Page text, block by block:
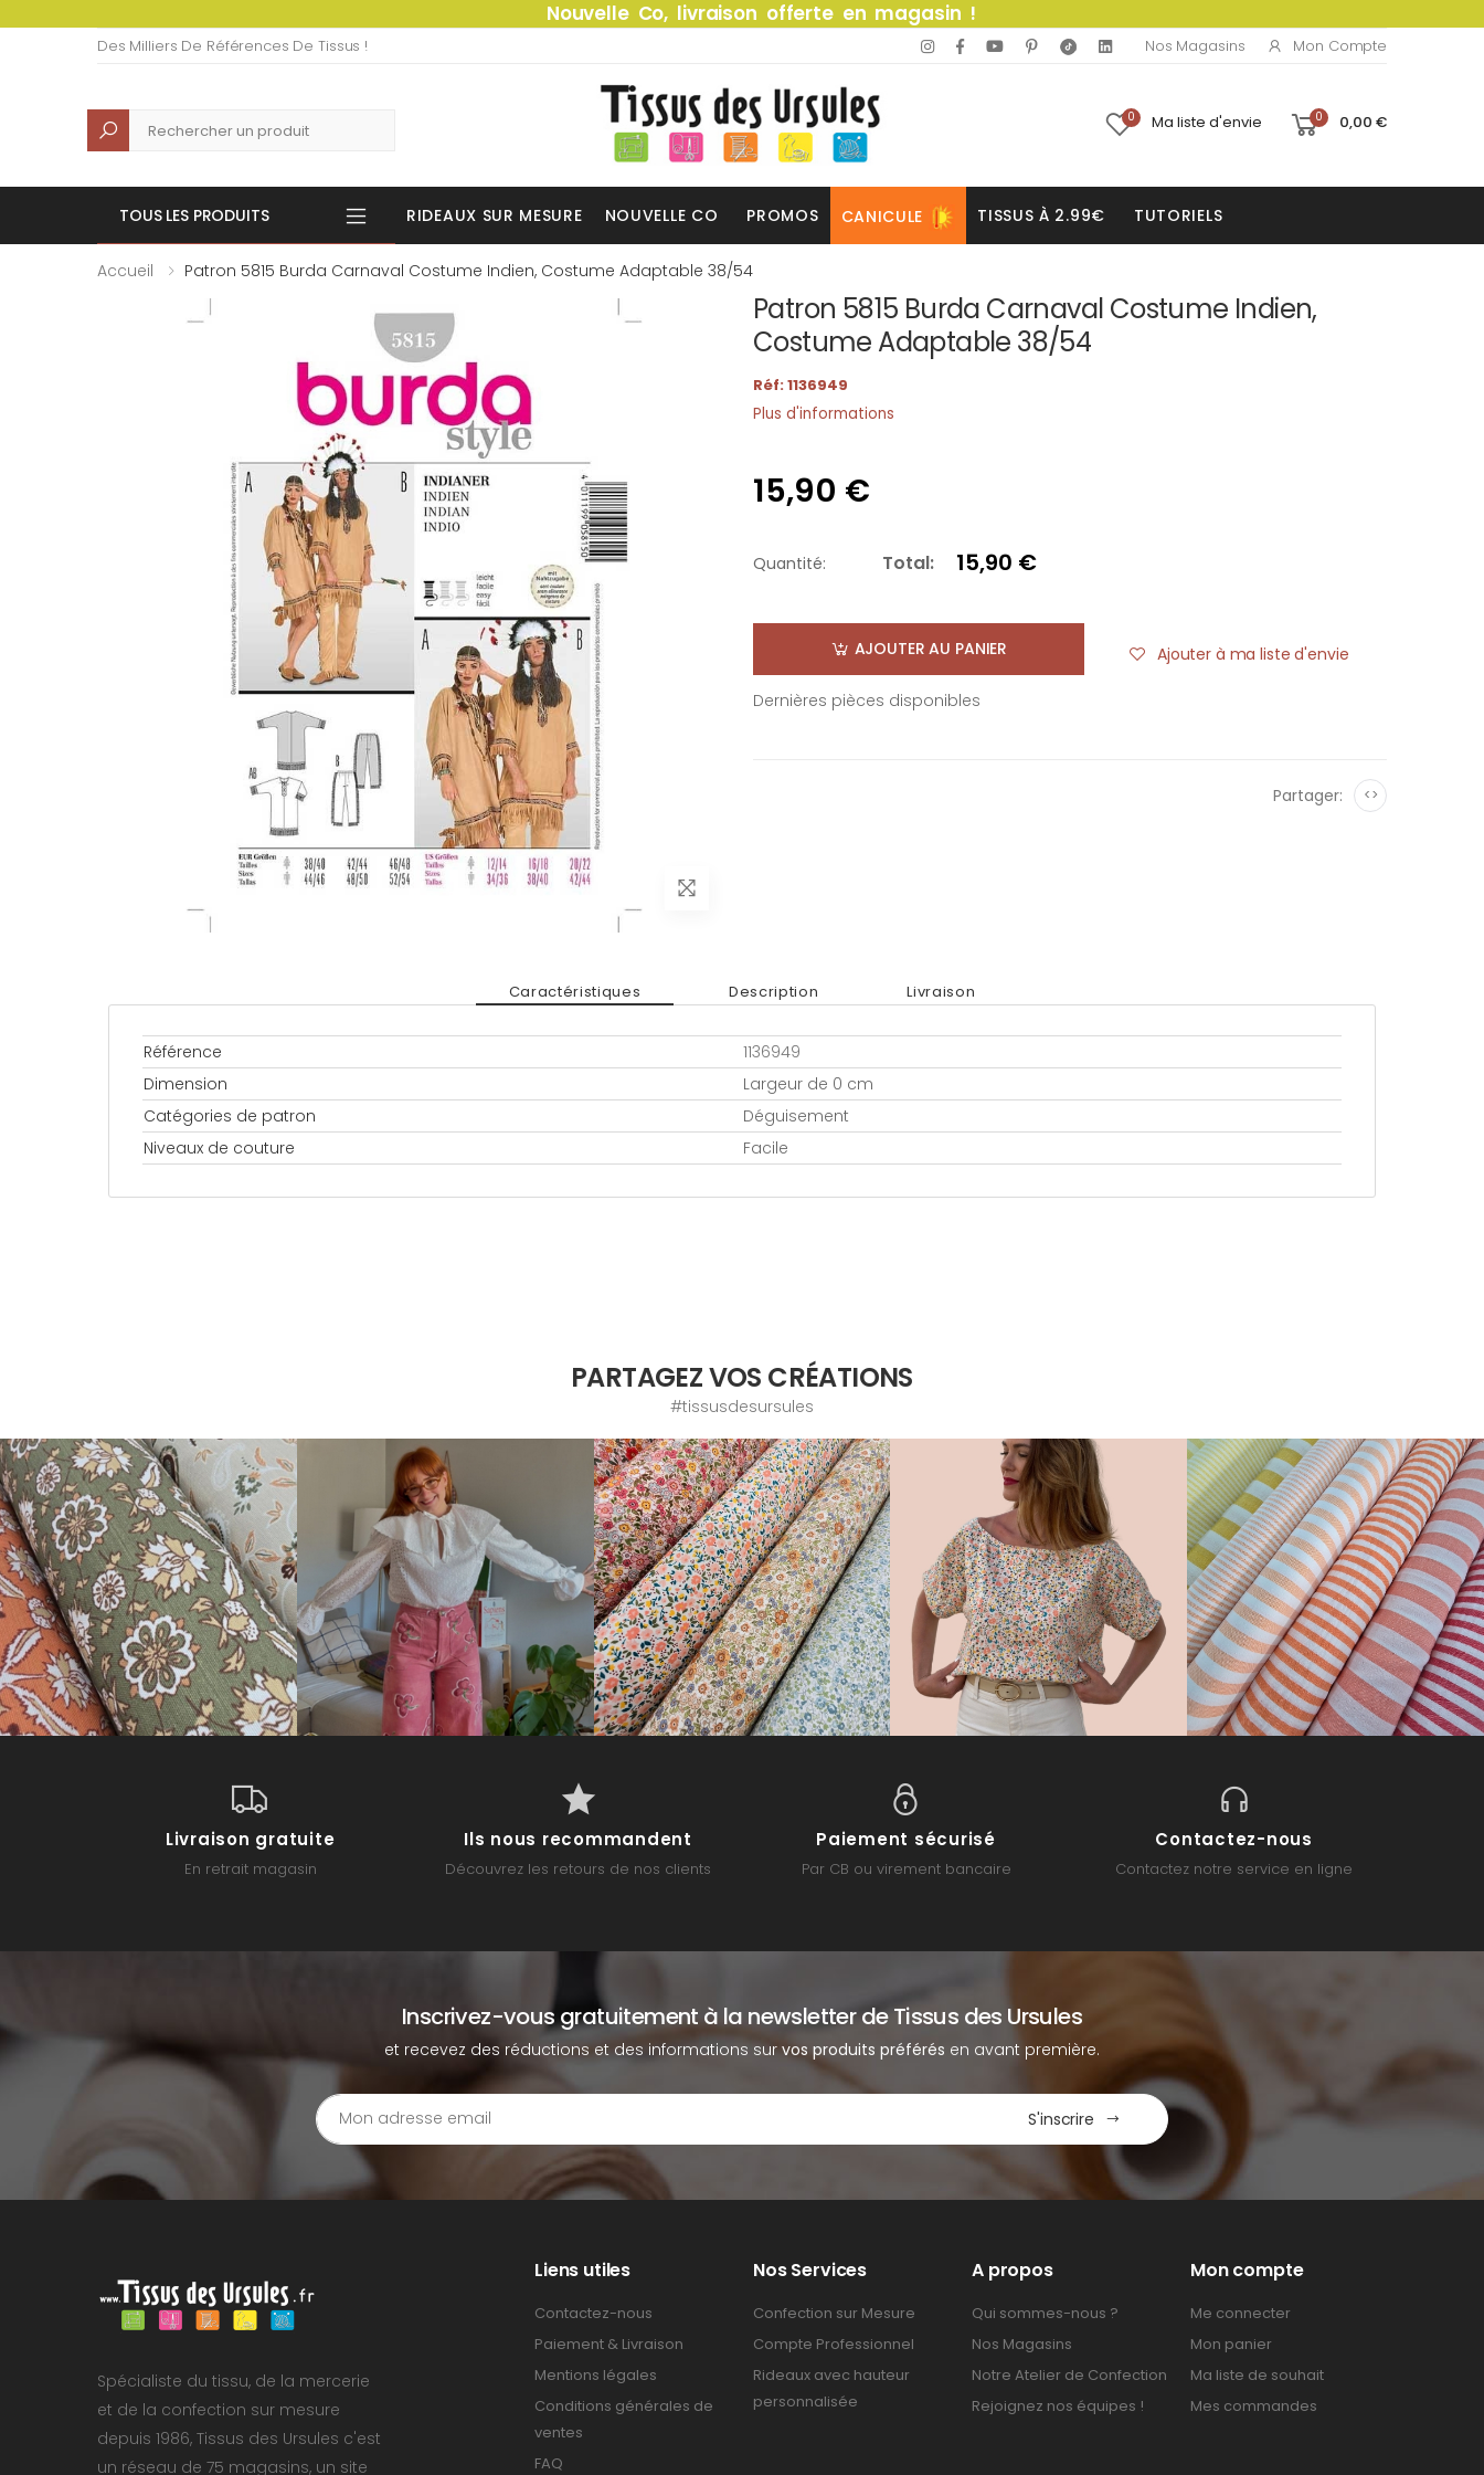
Nouvelle Co, livraison offerte en magasin !
Des Milliers De Références De Tissus ! Nos Magasins Mon Compte
Recherche 0 Ma liste d'envie 0 0,00 €
TOUS LES PRODUITS RIDEAUX SUR MESURE NOUVELLE CO PROMOS CANICULE TISSUS À 2.99€ TUTORIELS
Accueil Patron 5815 Burda Carnaval Costume Indien, Costume Adaptable 38/54
Patron 5815 Burda Carnaval Costume Indien,
Costume Adaptable 38/54
Réf: 1136949
Plus d'informations
15,90 €
Quantité: Total: 15,90 €
AJOUTER AU PANIER Ajouter à ma liste d'envie
Dernières pièces disponibles
Partager: <>
Caractéristiques Description Livraison
Référence
1136949
Dimension
Largeur de 0 cm
Catégories de patron
Déguisement
Niveaux de couture
Facile
PARTAGEZ VOS CRÉATIONS
#tissusdesursules
Livraison gratuite
En retrait magasin
Ils nous recommandent
Découvrez les retours de nos clients
Paiement sécurisé
Par CB ou virement bancaire
Contactez-nous
Contactez notre service en ligne
Inscrivez-vous gratuitement à la newsletter de Tissus des Ursules
et recevez des réductions et des informations survos produits préférés en avant première.
S'inscrire
Spécialiste du tissu, de la mercerie
et de la confection sur mesure
depuis 1986, Tissus des Ursules c'est
un réseau de 75 magasins, un site
Liens utiles
Contactez-nous
Paiement & Livraison
Mentions légales
Conditions générales de
ventes
FAQ
Nos Services
Confection sur Mesure
Compte Professionnel
Rideaux avec hauteur
personnalisée
A propos
Qui sommes-nous ?
Nos Magasins
Notre Atelier de Confection
Rejoignez nos équipes !
Mon compte
Me connecter
Mon panier
Ma liste de souhait
Mes commandes